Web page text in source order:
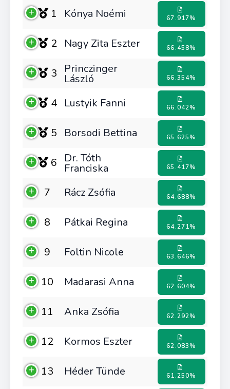
1 Kónya Noémi 67.917%
2 Nagy Zita Eszter 66.458%
3 Princzinger
László 66.354%
4 Lustyik Fanni 66.042%
5 Borsodi Bettina 65.625%
6 Dr. Tóth
Franciska 65.417%
7 Rácz Zsófia 64.688%
8 Pátkai Regina 64.271%
9 Foltin Nicole 63.646%
10 Madarasi Anna 62.604%
11 Anka Zsófia 62.292%
12 Kormos Eszter 62.083%
13 Héder Tünde 61.250%